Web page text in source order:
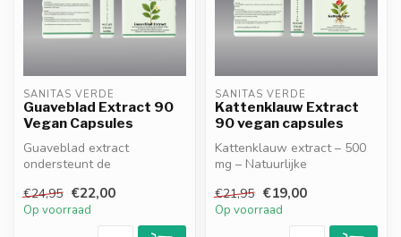
SANITAS VERDE
Guaveblad Extract 90
Vegan Capsules
Guaveblad extract
ondersteunt de
natuurlijke weerstan...
€24,95 €22,00
Op voorraad
SANITAS VERDE
Kattenklauw Extract
90 vegan capsules
Kattenklauw extract – 500
mg – Natuurlijke
Immuunsysteem & We...
€21,95 €19,00
Op voorraad